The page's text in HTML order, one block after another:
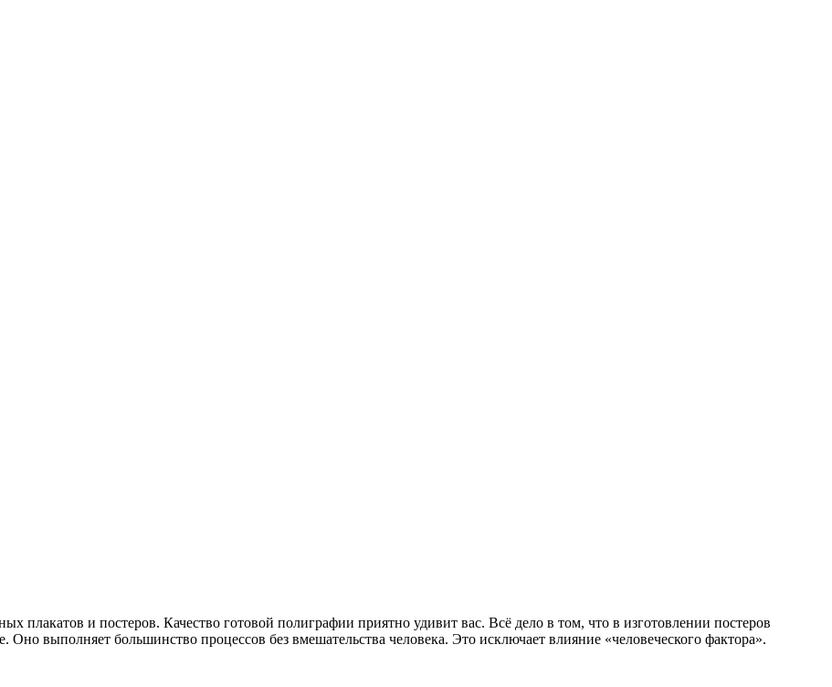
плакатов и постеров. Качество готовой полиграфии приятно удивит вас. Всё дело в том, что в изготовлении постеров
Оно выполняет большинство процессов без вмешательства человека. Это исключает влияние «человеческого фактора».